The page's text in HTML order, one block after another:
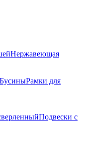
Нержавеющая
БусиныРамки для
Подвески с